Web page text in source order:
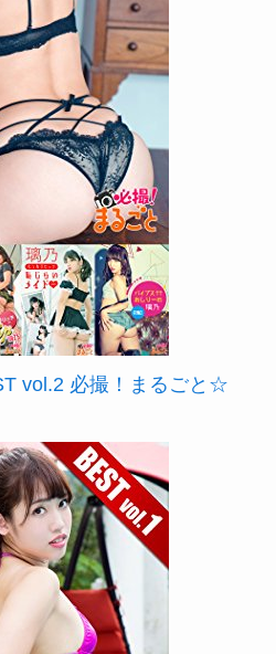
vol.2 必撮！まるごと☆